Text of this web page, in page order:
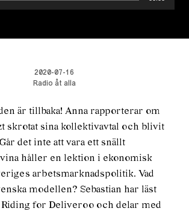
2020-07-16
Radio åt alla
är tillbaka! Anna rapporterar om
skrotat sina kollektivavtal och blivit
det inte att vara ett snällt
håller en lektion i ekonomisk
arbetsmarknadspolitik. Vad
modellen? Sebastian har läst
Riding for Deliveroo och delar med